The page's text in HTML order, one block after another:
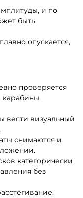
и по
быть
опускается,
проверяется
карабины,
вести визуальный
снимаются и
категорически
без